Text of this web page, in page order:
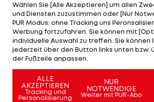
Himmel wachsen." Der nächste
bevor.
Mit der nötigen Konsequenz
Gegen Dänemark werde man
Österreicher in der seltenen Rolle
zurechtkommen.
Wählen Sie [Alle Akzeptieren] um allen
und Diensten zuzustimmen oder [Nur
PUR Modus, ohne Tracking uns
Werbung fortzufahren. Sie können mit
individuelle Auswahl zu treffen. Sie können
jederzeit über den Button links unten bzw.
der Fußzeile anpassen.
ALLE
AKZEPTIEREN
Tracking und
Personalisierung
NUR
NOTWENDIGE
Weiter mit PUR-Abo